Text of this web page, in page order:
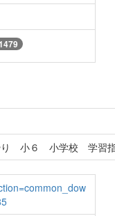
小６ 小学校 学習